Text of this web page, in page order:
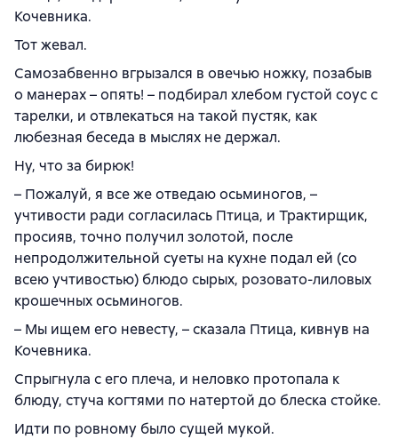
Кочевника.
Тот жевал.
Самозабвенно вгрызался в овечью ножку, позабыв
о манерах – опять! – подбирал хлебом густой соус с
тарелки, и отвлекаться на такой пустяк, как
любезная беседа в мыслях не держал.
Ну, что за бирюк!
– Пожалуй, я все же отведаю осьминогов, –
учтивости ради согласилась Птица, и Трактирщик,
просияв, точно получил золотой, после
непродолжительной суеты на кухне подал ей (со
всею учтивостью) блюдо сырых, розовато-лиловых
крошечных осьминогов.
– Мы ищем его невесту, – сказала Птица, кивнув на
Кочевника.
Спрыгнула с его плеча, и неловко протопала к
блюду, стуча когтями по натертой до блеска стойке.
Идти по ровному было сущей мукой.